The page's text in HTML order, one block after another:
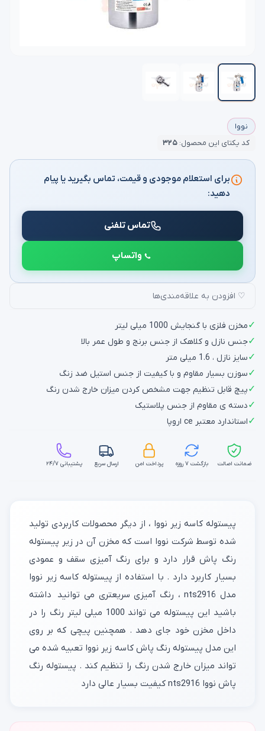
نووا
کد یکتای این محصول: ۳۲۵
برای استعلام موجودی و قیمت، تماس بگیرید یا پیام
دهید:
تماس تلفنی
واتساپ
♡ افزودن به علاقه‌مندی‌ها
✓مخزن فلزی با گنجایش 1000 میلی لیتر
✓جنس نازل و کلاهک از جنس برنج و طول عمر بالا
✓سایز نازل ، 1.6 میلی متر
✓سوزن بسیار مقاوم و با کیفیت از جنس استیل ضد زنگ
✓پیچ قابل تنظیم جهت مشخص کردن میزان خارج شدن رنگ
✓دسته ی مقاوم از جنس پلاستیک
✓استاندارد معتبر ce اروپا
ضمانت اصالت بازگشت ۷ روزه پرداخت امن ارسال سریع پشتیبانی ۲۴/۷
پیستوله کاسه زیر نووا ، از دیگر محصولات کاربردی تولید
شده توسط شرکت نووا است که مخزن آن در زیر پیستوله
رنگ پاش قرار دارد و برای رنگ آمیزی سقف و عمودی
بسیار کاربرد دارد . با استفاده از پیستوله کاسه زیر نووا
مدل nts2916 ، رنگ آمیزی سریعتری می توانید داشته
باشید این پیستوله می تواند 1000 میلی لیتر رنگ را در
داخل مخزن خود جای دهد . همچنین پیچی که بر روی
این مدل پیستوله رنگ پاش کاسه زیر نووا تعبیه شده می
تواند میزان خارج شدن رنگ را تنظیم کند . پیستوله رنگ
پاش نووا nts2916 کیفیت بسیار عالی دارد